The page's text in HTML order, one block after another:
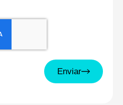
Enviar